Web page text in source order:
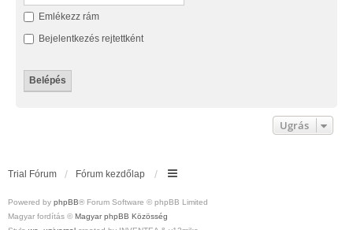
Emlékezz rám
Bejelentkezés rejtettként
Ugrás
Trial Fórum Fórum kezdőlap
Powered by phpBB® Forum Software © phpBB Limited
Magyar fordítás © Magyar phpBB Közösség